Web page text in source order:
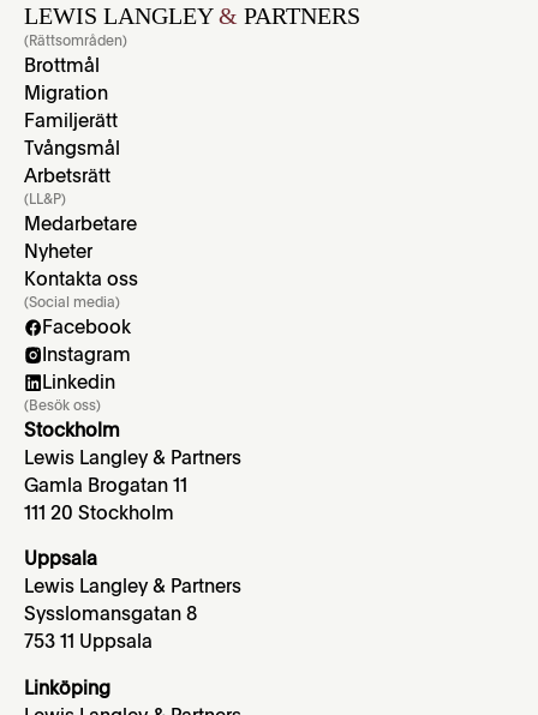
LEWIS LANGLEY& PARTNERS
(Rättsområden)
Brottmål
Migration
Familjerätt
Tvångsmål
Arbetsrätt
(LL&P)
Medarbetare
Nyheter
Kontakta oss
(Social media)
Facebook
Instagram
Linkedin
(Besök oss)
Stockholm
Lewis Langley & Partners
Gamla Brogatan 11
111 20 Stockholm
Uppsala
Lewis Langley & Partners
Sysslomansgatan 8
753 11 Uppsala
Linköping